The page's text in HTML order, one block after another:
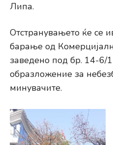
Липа.
Отстранувањето ќе се
барање од
заведено под бр. 14-6/
образложение за
минувачите.